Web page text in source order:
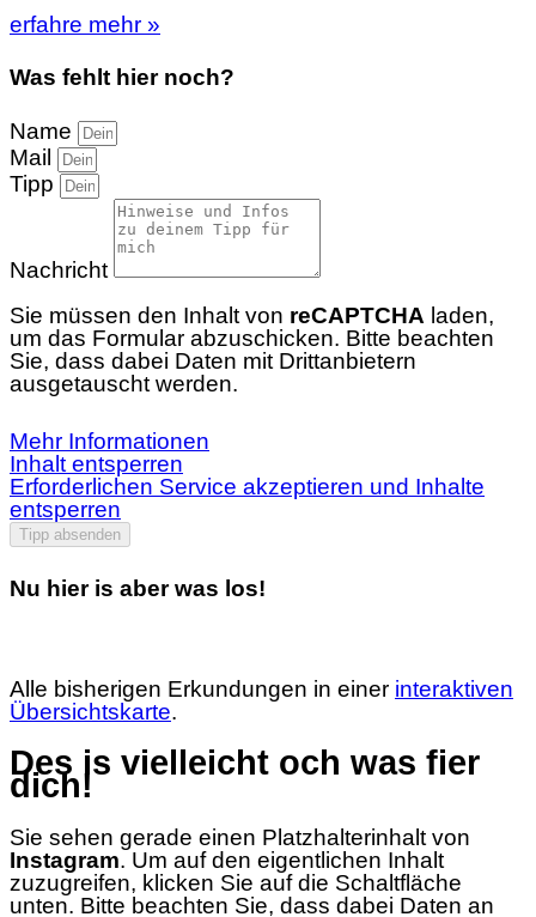
erfahre mehr »
Was fehlt hier noch?
Name
Mail
Tipp
Nachricht
Sie müssen den Inhalt von reCAPTCHA laden,
um das Formular abzuschicken. Bitte beachten
Sie, dass dabei Daten mit Drittanbietern
ausgetauscht werden.
Mehr Informationen
Inhalt entsperren
Erforderlichen Service akzeptieren und Inhalte
entsperren
Tipp absenden
Nu hier is aber was los!
Alle bisherigen Erkundungen in einer interaktiven
Übersichtskarte.
Des is vielleicht och was fier
dich!
Sie sehen gerade einen Platzhalterinhalt von
Instagram. Um auf den eigentlichen Inhalt
zuzugreifen, klicken Sie auf die Schaltfläche
unten. Bitte beachten Sie, dass dabei Daten an